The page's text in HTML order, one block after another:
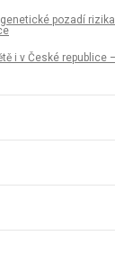
pozadí
i v České republice